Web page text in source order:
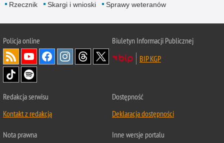
Rzecznik Skargi i wnioski Sprawy weteranów
Policjaonline
Biuletyn Informacji Publicznej
BIP KGP
Redakcja serwisu
Kontakt z redakcją
Dostępność
Deklaracja dostępności
Nota prawna
Inne wersje portalu